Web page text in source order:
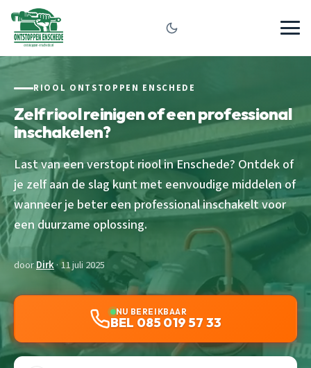
RIOOL ONTSTOPPEN ENSCHEDE
Zelf riool reinigen of een professional
inschakelen?
Last van een verstopt riool in Enschede? Ontdek of
je zelf aan de slag kunt met eenvoudige middelen of
wanneer je beter een professional inschakelt voor
een duurzame oplossing.
doorDirk· 11 juli 2025
NU BEREIKBAAR
BEL 085 019 57 33